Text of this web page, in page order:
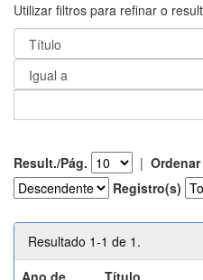
Utilizar filtros para refinar o
Result./Pág. |
Registro(s)
Resultado 1-1 de 1.
Ano de
Título